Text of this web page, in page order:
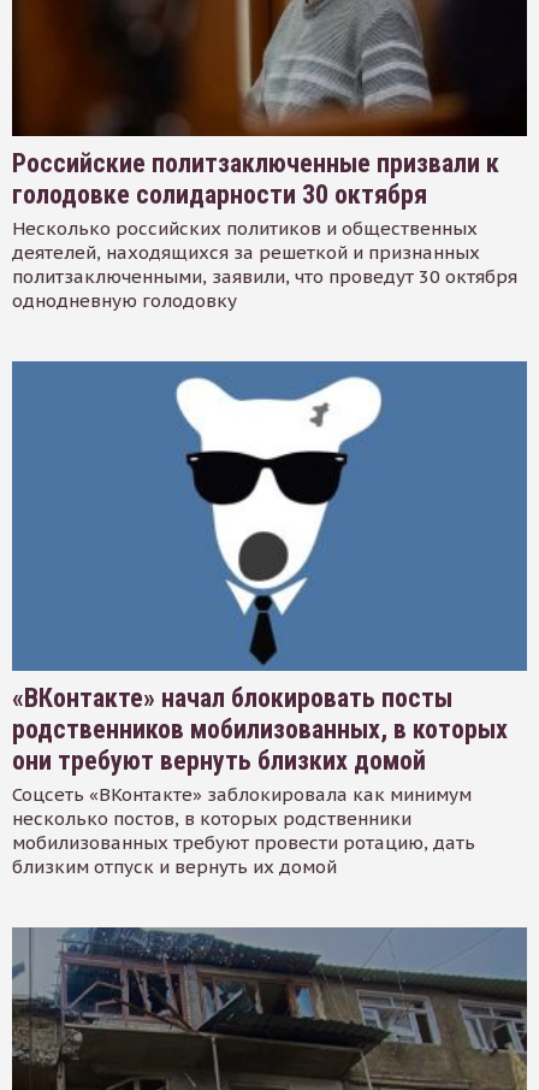
Российские политзаключенные призвали к
голодовке солидарности 30 октября
Несколько российских политиков и общественных
деятелей, находящихся за решеткой и признанных
политзаключенными, заявили, что проведут 30 октября
однодневную голодовку
«ВКонтакте» начал блокировать посты
родственников мобилизованных, в которых
они требуют вернуть близких домой
Соцсеть «ВКонтакте» заблокировала как минимум
несколько постов, в которых родственники
мобилизованных требуют провести ротацию, дать
близким отпуск и вернуть их домой